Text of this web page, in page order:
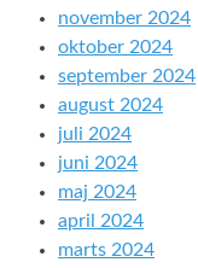
november 2024
oktober 2024
september 2024
august 2024
juli 2024
juni 2024
maj 2024
april 2024
marts 2024